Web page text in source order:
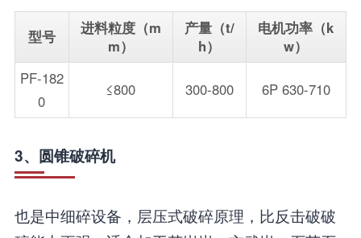
型号
进料粒度（m
m）
产量（t/
h）
电机功率（k
w）
PF-182
0
≤800 300-800 6P 630-710
3、圆锥破碎机
也是中细碎设备，层压式破碎原理，比反击破破